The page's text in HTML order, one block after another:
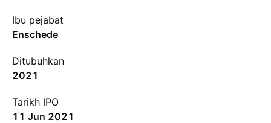
Ibu pejabat
Enschede
Ditubuhkan
2021
Tarikh IPO
11 Jun 2021